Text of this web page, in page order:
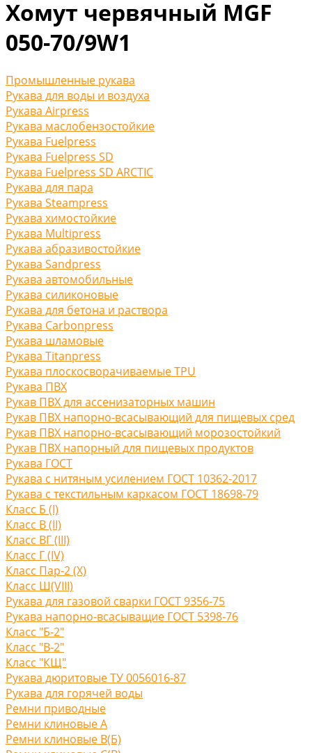
Хомут червячный MGF
050-70/9W1
Промышленные рукава
Рукава для воды и воздуха
Рукава Airpress
Рукава маслобензостойкие
Рукава Fuelpress
Рукава Fuelpress SD
Рукава Fuelpress SD ARCTIC
Рукава для пара
Рукава Steampress
Рукава химостойкие
Рукава Multipress
Рукава абразивостойкие
Рукава Sandpress
Рукава автомобильные
Рукава силиконовые
Рукава для бетона и раствора
Рукава Carbonpress
Рукава шламовые
Рукава Titanpress
Рукава плоскосворачиваемые TPU
Рукава ПВХ
Рукав ПВХ для ассенизаторных машин
Рукав ПВХ напорно-всасывающий для пищевых сред
Рукав ПВХ напорно-всасывающий морозостойкий
Рукав ПВХ напорный для пищевых продуктов
Рукава ГОСТ
Рукава с нитяным усилением ГОСТ 10362-2017
Рукава с текстильным каркасом ГОСТ 18698-79
Класс Б (I)
Класс В (II)
Класс ВГ (III)
Класс Г (IV)
Класс Пар-2 (X)
Класс Ш(VIII)
Рукава для газовой сварки ГОСТ 9356-75
Рукава напорно-всасыващие ГОСТ 5398-76
Класс "Б-2"
Класс "В-2"
Класс "КЩ"
Рукава дюритовые ТУ 0056016-87
Рукава для горячей воды
Ремни приводные
Ремни клиновые A
Ремни клиновые В(Б)